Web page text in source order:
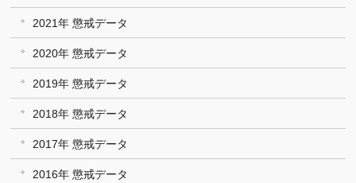
2021年 懲戒データ
2020年 懲戒データ
2019年 懲戒データ
2018年 懲戒データ
2017年 懲戒データ
2016年 懲戒データ